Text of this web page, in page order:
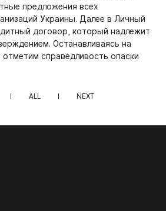
предложения всех
Украины. Далее в Личный
договор, который надлежит
Останавливаясь на
справедливость опаски
ALL NEXT